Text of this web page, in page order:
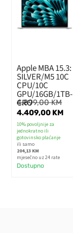
Apple MBA 15.3:
SILVER/M5 10C
CPU/10C
GPU/16GB/1TB-
CRO
4.899,00KM
4.409,00 KM
10% povoljnije za
jednokratno ili
gotovinsko plaćanje
ili samo
204,13 KM
mjesečno uz 24 rate
Dostupno